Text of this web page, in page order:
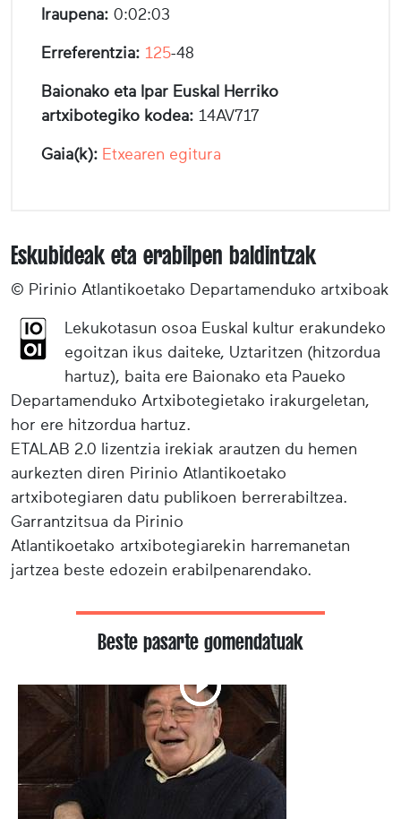
Iraupena: 0:02:03
Erreferentzia: 125-48
Baionako eta Ipar Euskal Herriko
artxibotegiko kodea: 14AV717
Gaia(k): Etxearen egitura
Eskubideak eta erabilpen baldintzak
© Pirinio Atlantikoetako Departamenduko artxiboak
Lekukotasun osoa Euskal kultur erakundeko
egoitzan ikus daiteke, Uztaritzen (hitzordua
hartuz), baita ere Baionako eta Paueko
Departamenduko Artxibotegietako irakurgeletan,
hor ere hitzordua hartuz.
ETALAB 2.0 lizentzia irekiak arautzen du hemen
aurkezten diren Pirinio Atlantikoetako
artxibotegiaren datu publikoen berrerabiltzea.
Garrantzitsua da Pirinio
Atlantikoetako artxibotegiarekin harremanetan
jartzea beste edozein erabilpenarendako.
Beste pasarte gomendatuak